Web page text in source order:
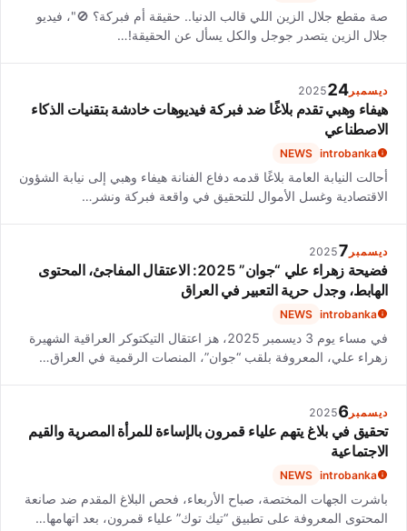
صة مقطع جلال الزين اللي قالب الدنيا.. حقيقة أم فبركة؟ 🚫"، فيديو
جلال الزين يتصدر جوجل والكل يسأل عن الحقيقة!…
ديسمبر 24
2025
هيفاء وهبي تقدم بلاغًا ضد فبركة فيديوهات خادشة بتقنيات الذكاء
الاصطناعي
introbanka
NEWS
أحالت النيابة العامة بلاغًا قدمه دفاع الفنانة هيفاء وهبي إلى نيابة الشؤون
الاقتصادية وغسل الأموال للتحقيق في واقعة فبركة ونشر…
ديسمبر 7
2025
فضيحة زهراء علي “جوان” 2025: الاعتقال المفاجئ، المحتوى
الهابط، وجدل حرية التعبير في العراق
introbanka
NEWS
في مساء يوم 3 ديسمبر 2025، هز اعتقال التيكتوكر العراقية الشهيرة
زهراء علي، المعروفة بلقب “جوان”، المنصات الرقمية في العراق…
ديسمبر 6
2025
تحقيق في بلاغ يتهم علياء قمرون بالإساءة للمرأة المصرية والقيم
الاجتماعية
introbanka
NEWS
باشرت الجهات المختصة، صباح الأربعاء، فحص البلاغ المقدم ضد صانعة
المحتوى المعروفة على تطبيق “تيك توك” علياء قمرون، بعد اتهامها…